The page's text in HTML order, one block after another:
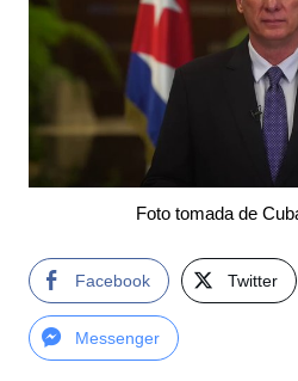
Foto tomada de
Facebook Twitter
Messenger